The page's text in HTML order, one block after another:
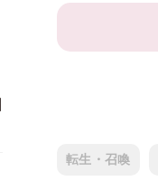
転生・召喚